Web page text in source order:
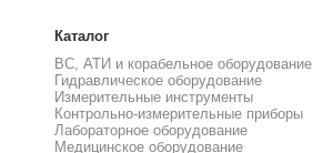
Каталог
ВС, АТИ и корабельное оборудование
Гидравлическое оборудование
Измерительные инструменты
Контрольно-измерительные приборы
Лабораторное оборудование
Медицинское оборудование